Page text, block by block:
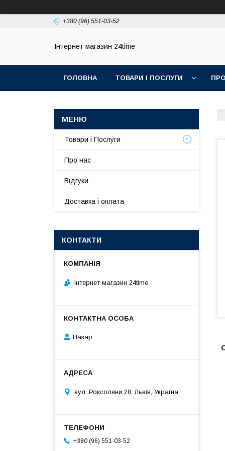
+380 (96) 551-03-52
Інтернет магазин 24time
ГОЛОВНА ТОВАРИ І ПОСЛУГИ
Товари і Послуги
Про нас
Відгуки
Доставка і оплата
КОНТАКТИ
Інтернет магазин 24time
Назар
вул. Роксоляни 28, Львів, Україна
+380 (96) 551-03-52